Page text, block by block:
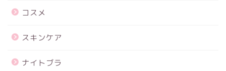
コスメ
スキンケア
ナイトブラ